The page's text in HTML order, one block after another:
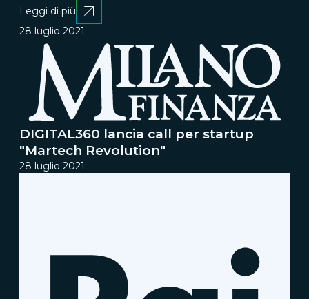
Leggi di più
28 luglio 2021
DIGITAL360 lancia call per startup
"Martech Revolution"
28 luglio 2021